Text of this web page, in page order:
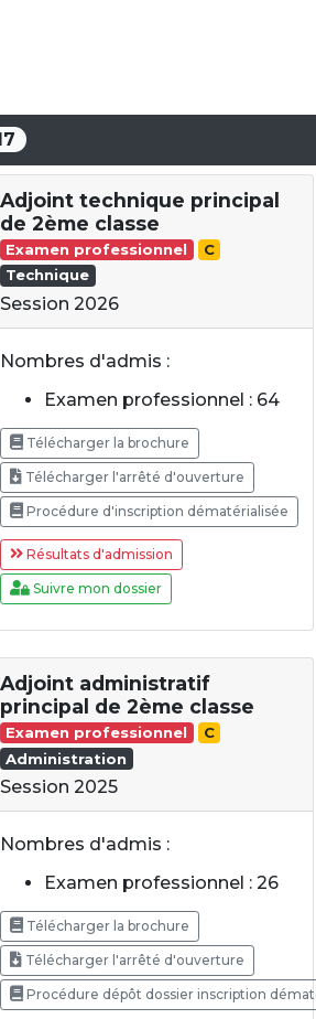
Adjoint technique principal
de 2ème classe
Examen professionnel
C
Technique
Session 2026
Nombres d'admis :
Examen professionnel : 64
Télécharger la brochure
Télécharger l'arrêté d'ouverture
Procédure d'inscription dématérialisée
Résultats d'admission
Suivre mon dossier
Adjoint administratif
principal de 2ème classe
Examen professionnel
C
Administration
Session 2025
Nombres d'admis :
Examen professionnel : 26
Télécharger la brochure
Télécharger l'arrêté d'ouverture
Procédure dépôt dossier inscription